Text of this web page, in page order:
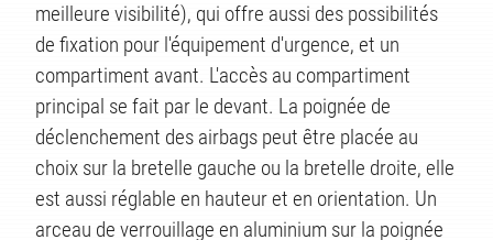
meilleure visibilité), qui offre aussi des possibilités
de fixation pour l'équipement d'urgence, et un
compartiment avant. L'accès au compartiment
principal se fait par le devant. La poignée de
déclenchement des airbags peut être placée au
choix sur la bretelle gauche ou la bretelle droite, elle
est aussi réglable en hauteur et en orientation. Un
arceau de verrouillage en aluminium sur la poignée